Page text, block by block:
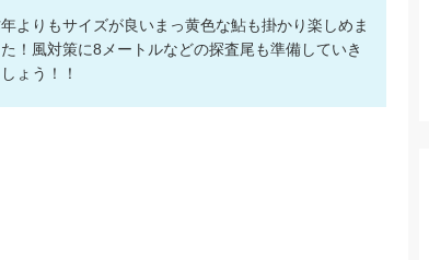
よりもサイズが良いまっ黄色な鮎も掛かり楽しめま
た！風対策に8メートルなどの探査尾も準備していき
ょう！！